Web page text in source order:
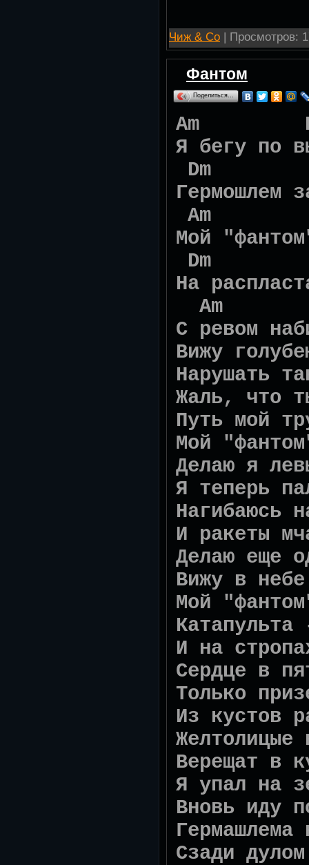
Чиж & Со | Просмотров:
Фантом
Поделиться…
Am
Я бегу по
Dm
Гермошлем
Мой
Dm
На
Am
С ревом
Вижу
Нарушать
Жаль, что
Путь мой
Мой
Делаю я
Я теперь
Нагибаюсь
И ракеты
Делаю еще
Вижу в
Мой
И на
Сердце в
Только
Из кустов
Желтолицые
Верещат в
Я упал на
Вновь иду
Сзади